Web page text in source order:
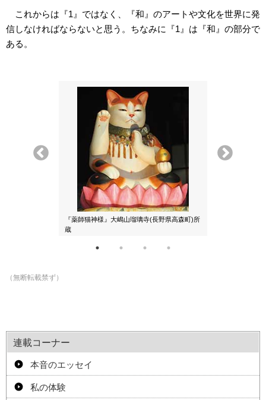
これからは『1』ではなく、『和』のアートや文化を世界に発
信しなければならないと思う。ちなみに『1』は『和』の部分で
ある。
『薬師猫神様』大嶋山瑠璃寺(長野県高森町)所
蔵
（無断転載禁ず）
連載コーナー
本音のエッセイ
私の体験